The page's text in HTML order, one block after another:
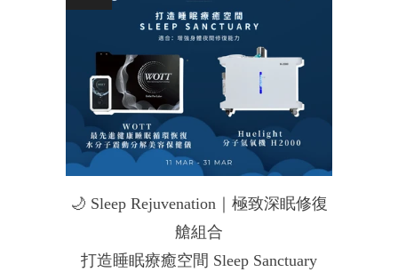
🌙 Sleep Rejuvenation｜極致深眠修復
艙組合
打造睡眠療癒空間 Sleep Sanctuary